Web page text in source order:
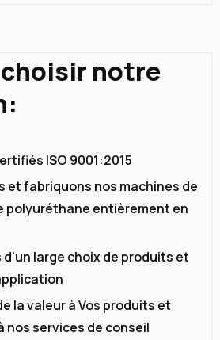
notre
ISO 9001:2015
et fabriquons nos machines de
polyuréthane entièrement en
large choix de produits et
la valeur à Vos produits et
nos services de conseil